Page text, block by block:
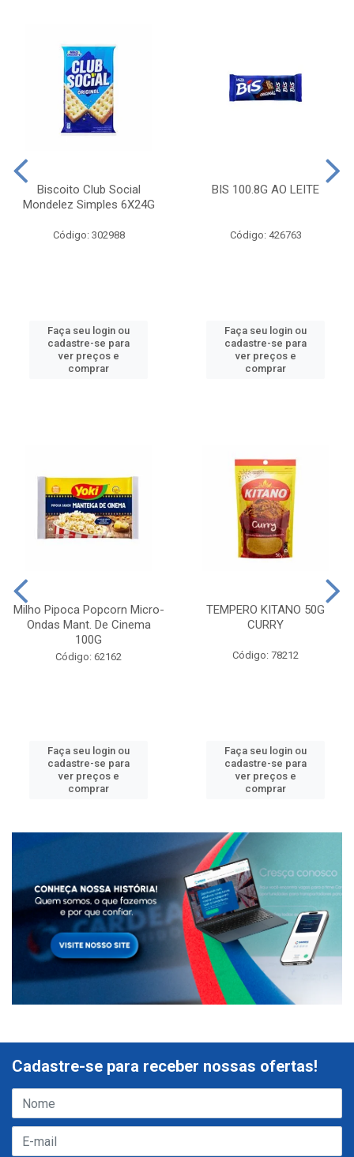
Biscoito Club Social
Mondelez Simples 6X24G
Código: 302988
Faça seu login ou
cadastre-se para
ver preços e
comprar
BIS 100.8G AO LEITE
Código: 426763
Faça seu login ou
cadastre-se para
ver preços e
comprar
Milho Pipoca Popcorn Micro-
Ondas Mant. De Cinema
100G
Código: 62162
Faça seu login ou
cadastre-se para
ver preços e
comprar
TEMPERO KITANO 50G
CURRY
Código: 78212
Faça seu login ou
cadastre-se para
ver preços e
comprar
Cadastre-se para receber nossas ofertas!